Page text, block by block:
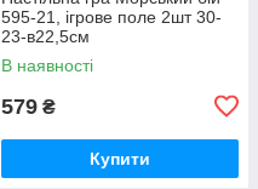
595-21, ігрове поле 2шт 30-
23-в22,5см
В наявності
579 ₴
Купити